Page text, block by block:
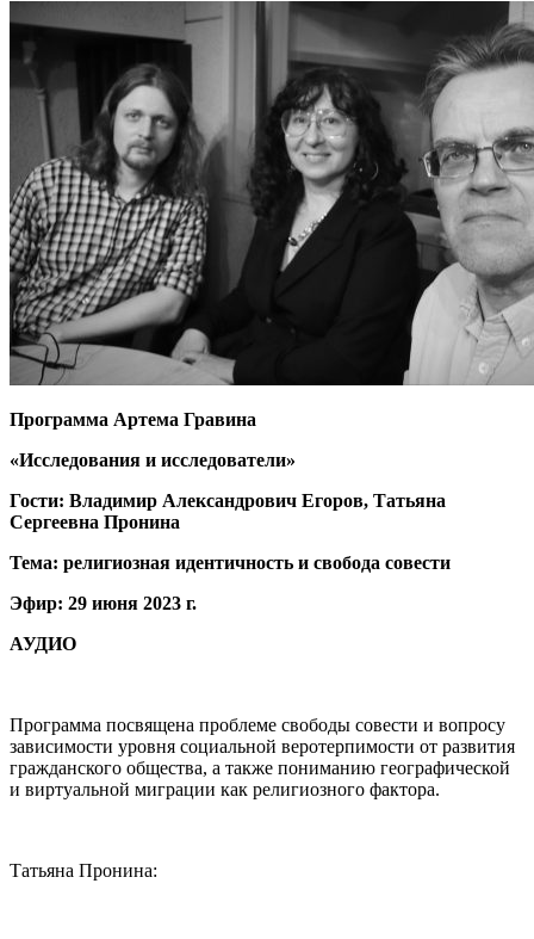
Программа Артема Гравина
«Исследования и исследователи»
Гости: Владимир Александрович Егоров, Татьяна
Сергеевна Пронина
Тема: религиозная идентичность и свобода совести
Эфир: 29 июня 2023 г.
АУДИО
Программа посвящена проблеме свободы совести и вопросу
зависимости уровня социальной веротерпимости от развития
гражданского общества, а также пониманию географической
и виртуальной миграции как религиозного фактора.
Татьяна Пронина: